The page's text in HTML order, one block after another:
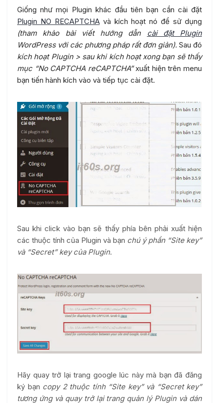
Giống như mọi Plugin khác đầu tiên bạn cần cài đặt
Plugin NO RECAPTCHAvà kích hoạt nó để sử dụng
(tham khảo bài viết hướng dẫn cài đặt Plugin
WordPress với các phương pháp rất đơn giản). Sau đó
kích hoạt Plugin > sau khi kích hoạt xong bạn sẽ thấy
mục “No CAPTCHA reCAPTCHA”xuất hiện trên menu
bạn tiến hành kích vào và tiếp tục cài đặt.
Sau khi click vào bạn sẽ thấy phía bên phải xuất hiện
các thuộc tính của Plugin và bạn chú ý phần “Site key”
và “Secret” key của Plugin.
Hãy quay trở lại trang google lúc này mà bạn đã đăng
ký bạn copy 2 thuộc tính “Site key” và “Secret key”
tương ứng và quay trở lại trang quản lý Plugin và dán